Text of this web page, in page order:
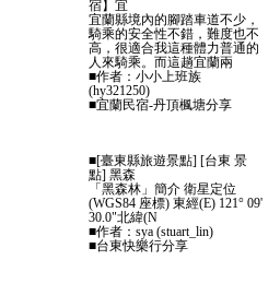
宿】宜
宜蘭縣境內的腳踏車道不少，
騎乘的安全性不錯，難度也不
高，很適合我這種體力普通的
人來騎乘。而這趟宜蘭兩
■作者：小小上班族
(hy321250)
■宜蘭民宿-丹頂楓塘分享
■[臺東縣旅遊景點] [台東 景
點] 黑森
「黑森林」簡介 衛星定位
(WGS84 座標) 東經(E) 121° 09'
30.0"北緯(N
■作者：sya (stuart_lin)
■台東快樂行分享